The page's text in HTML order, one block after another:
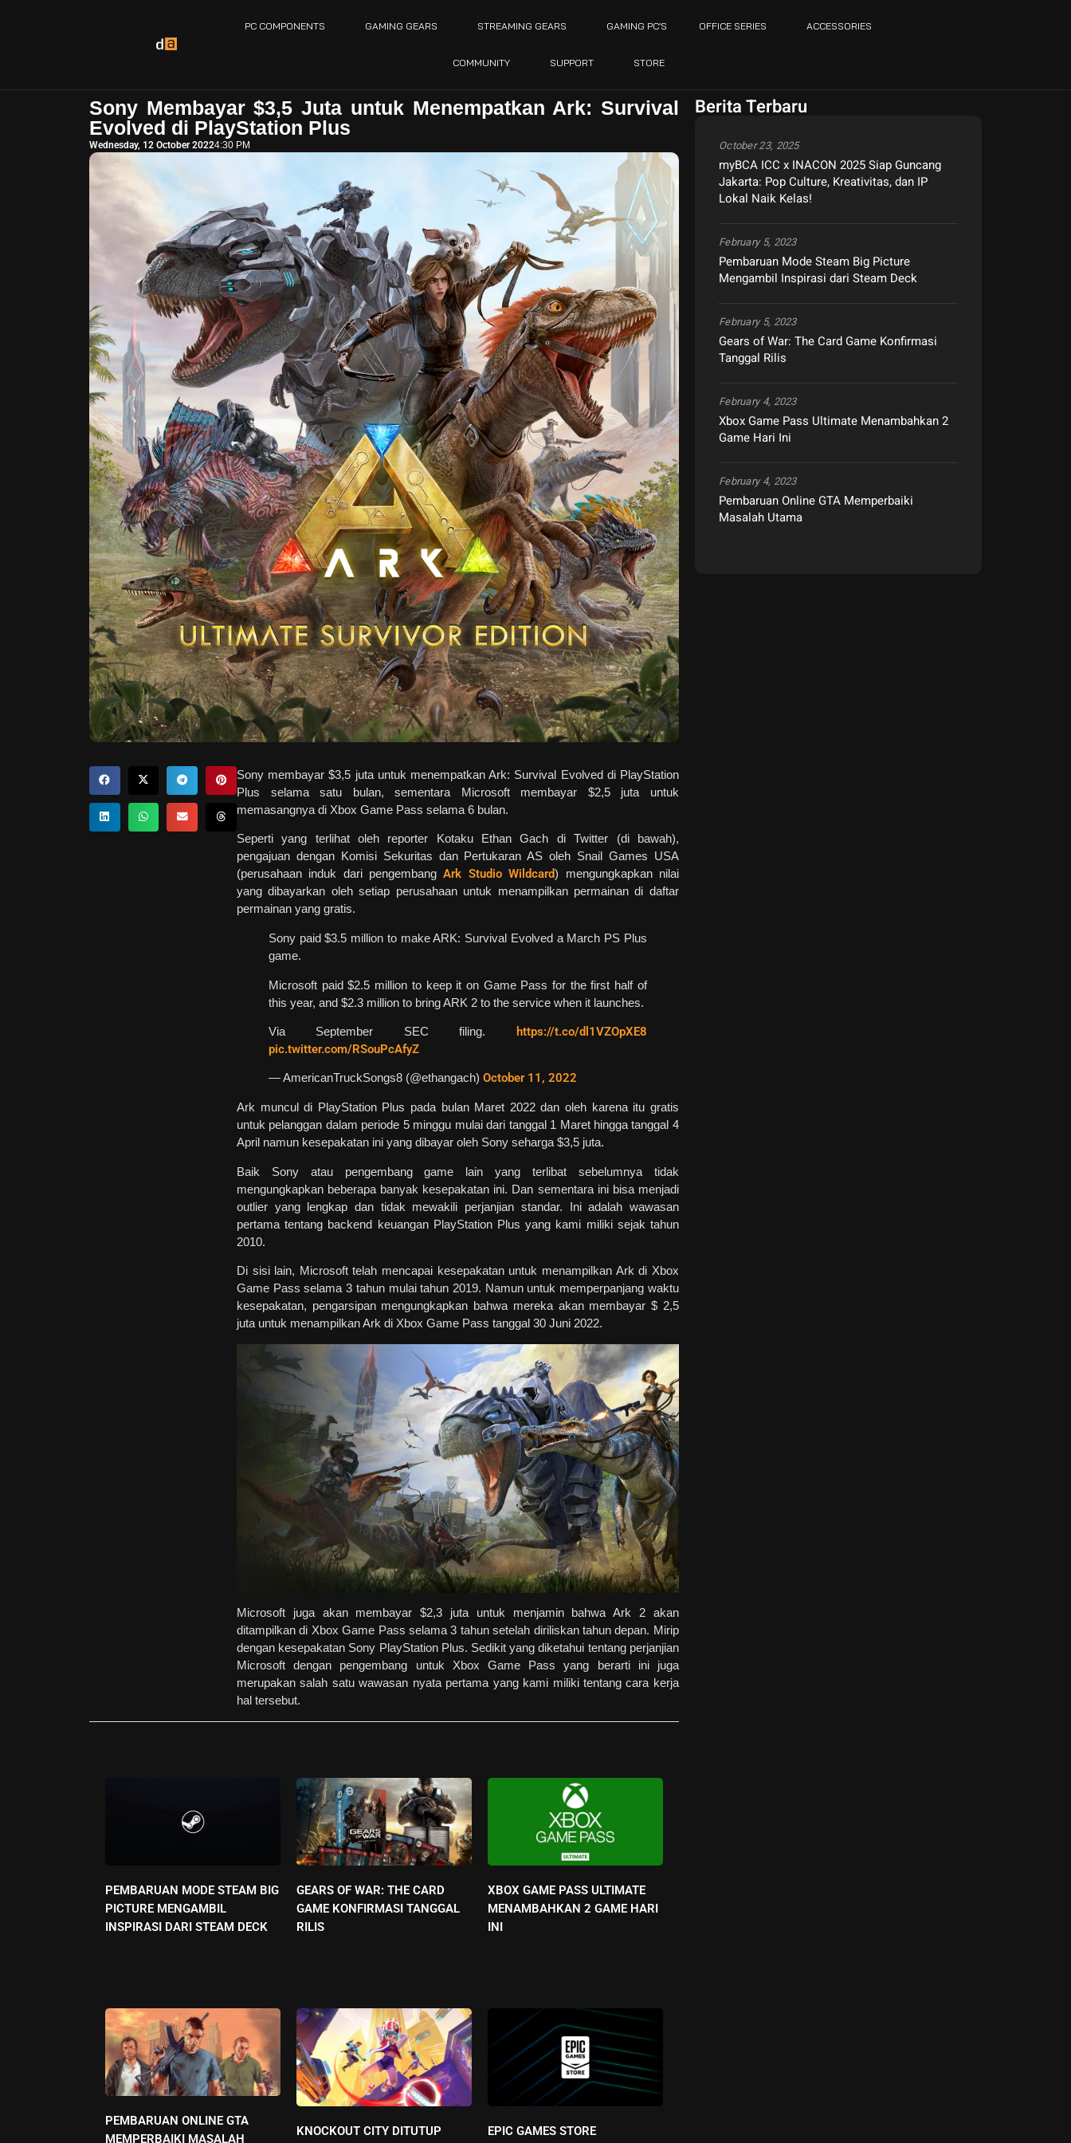
PC COMPONENTS GAMING GEARS STREAMING GEARS GAMING PC’S OFFICE SERIES ACCESSORIES
COMMUNITY SUPPORT STORE
Sony Membayar $3,5 Juta untuk Menempatkan Ark: Survival
Evolved di PlayStation Plus
Wednesday, 12 October 20224:30 PM
Sony membayar $3,5 juta untuk menempatkan Ark: Survival Evolved di PlayStation
Plus selama satu bulan, sementara Microsoft membayar $2,5 juta untuk
memasangnya di Xbox Game Pass selama 6 bulan.
Seperti yang terlihat oleh reporter Kotaku Ethan Gach di Twitter (di bawah),
pengajuan dengan Komisi Sekuritas dan Pertukaran AS oleh Snail Games USA
(perusahaan induk dari pengembangArk Studio Wildcard) mengungkapkan nilai
yang dibayarkan oleh setiap perusahaan untuk menampilkan permainan di daftar
permainan yang gratis.
Sony paid $3.5 million to make ARK: Survival Evolved a March PS Plus
game.
Microsoft paid $2.5 million to keep it on Game Pass for the first half of
this year, and $2.3 million to bring ARK 2 to the service when it launches.
Via September SEC filing.
https://t.co/dl1VZOpXE8
pic.twitter.com/RSouPcAfyZ
— AmericanTruckSongs8 (@ethangach) October 11, 2022
Ark muncul di PlayStation Plus pada bulan Maret 2022 dan oleh karena itu gratis
untuk pelanggan dalam periode 5 minggu mulai dari tanggal 1 Maret hingga tanggal 4
April namun kesepakatan ini yang dibayar oleh Sony seharga $3,5 juta.
Baik Sony atau pengembang game lain yang terlibat sebelumnya tidak
mengungkapkan beberapa banyak kesepakatan ini. Dan sementara ini bisa menjadi
outlier yang lengkap dan tidak mewakili perjanjian standar. Ini adalah wawasan
pertama tentang backend keuangan PlayStation Plus yang kami miliki sejak tahun
2010.
Di sisi lain, Microsoft telah mencapai kesepakatan untuk menampilkan Ark di Xbox
Game Pass selama 3 tahun mulai tahun 2019. Namun untuk memperpanjang waktu
kesepakatan, pengarsipan mengungkapkan bahwa mereka akan membayar $ 2,5
juta untuk menampilkan Ark di Xbox Game Pass tanggal 30 Juni 2022.
Microsoft juga akan membayar $2,3 juta untuk menjamin bahwa Ark 2 akan
ditampilkan di Xbox Game Pass selama 3 tahun setelah diriliskan tahun depan. Mirip
dengan kesepakatan Sony PlayStation Plus. Sedikit yang diketahui tentang perjanjian
Microsoft dengan pengembang untuk Xbox Game Pass yang berarti ini juga
merupakan salah satu wawasan nyata pertama yang kami miliki tentang cara kerja
hal tersebut.
PEMBARUAN MODE STEAM BIG
PICTURE MENGAMBIL
INSPIRASI DARI STEAM DECK
GEARS OF WAR: THE CARD
GAME KONFIRMASI TANGGAL
RILIS
XBOX GAME PASS ULTIMATE
MENAMBAHKAN 2 GAME HARI
INI
PEMBARUAN ONLINE GTA
MEMPERBAIKI MASALAH
KNOCKOUT CITY DITUTUP
EPIC GAMES STORE
Berita Terbaru
myBCA ICC x INACON 2025 Siap Guncang
Jakarta: Pop Culture, Kreativitas, dan IP
Lokal Naik Kelas!
October 23, 2025
Pembaruan Mode Steam Big Picture
Mengambil Inspirasi dari Steam Deck
February 5, 2023
Gears of War: The Card Game Konfirmasi
Tanggal Rilis
February 5, 2023
Xbox Game Pass Ultimate Menambahkan 2
Game Hari Ini
February 4, 2023
Pembaruan Online GTA Memperbaiki
Masalah Utama
February 4, 2023